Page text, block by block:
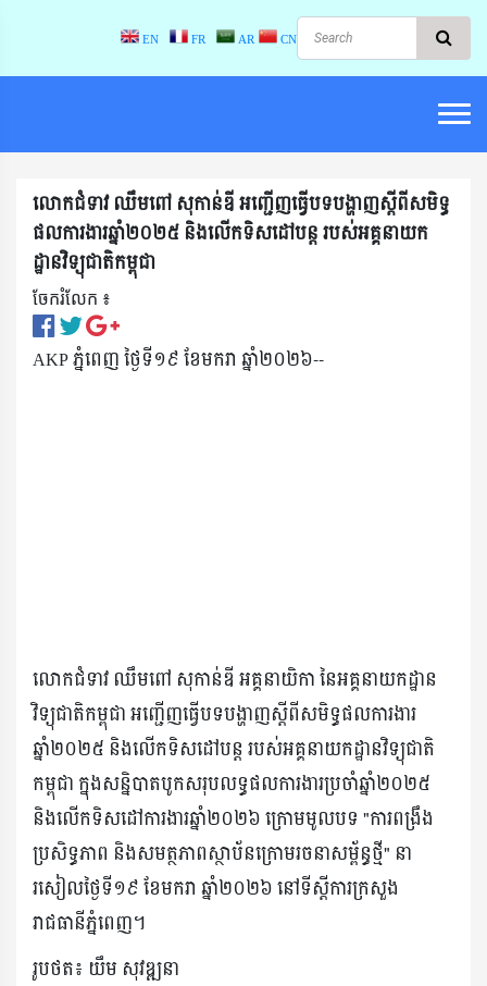
EN FR AR CN
លោកជំទាវ ឈឹមពៅ សុកាន់ឌី អញ្ជើញធ្វើបទបង្ហាញស្តីពីសមិទ្ធ
ផលការងារឆ្នាំ២០២៥ និងលើកទិសដៅបន្ត របស់អគ្គនាយក
ដ្ឋានវិទ្យុជាតិកម្ពុជា
ចែករំលែក ៖​
AKP ភ្នំពេញ ថ្ងៃទី១៩ ខែមករា ឆ្នាំ២០២៦--
លោកជំទាវ ឈឹមពៅ សុកាន់ឌី អគ្គនាយិកា នៃអគ្គនាយកដ្ឋាន
វិទ្យុជាតិកម្ពុជា អញ្ជើញធ្វើបទបង្ហាញស្តីពីសមិទ្ធផលការងារ
ឆ្នាំ២០២៥ និងលើកទិសដៅបន្ត របស់អគ្គនាយកដ្ឋានវិទ្យុជាតិ
កម្ពុជា ក្នុងសន្និបាតបូកសរុបលទ្ធផលការងារប្រចាំឆ្នាំ២០២៥
និងលើកទិសដៅការងារឆ្នាំ២០២៦ ក្រោមមូលបទ "ការពង្រឹង
ប្រសិទ្ធភាព និងសមត្ថភាពស្ថាប័នក្រោមរចនាសម្ព័ន្ធថ្មី" នា
រសៀលថ្ងៃទី១៩ ខែមករា ឆ្នាំ២០២៦ នៅទីស្តីការក្រសួង
រាជធានីភ្នំពេញ។
រូបថត៖ យឹម សុវឌ្ឍនា